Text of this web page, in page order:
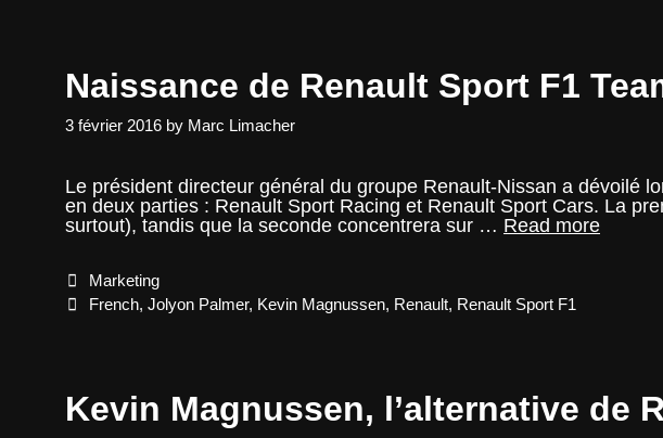
Naissance de Renault Sport F1
3 février 2016 by Marc Limacher
Le président directeur général du groupe Renault-Nissan a dévoilé
en deux parties : Renault Sport Racing et Renault Sport Cars. La
surtout), tandis que la seconde concentrera sur … Read more
Categories
Marketing
Tags
French,Jolyon Palmer, Kevin Magnussen, Renault, Renault Sport F1
Kevin Magnussen, l’alternative de